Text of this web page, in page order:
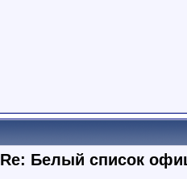
Re: Белый список